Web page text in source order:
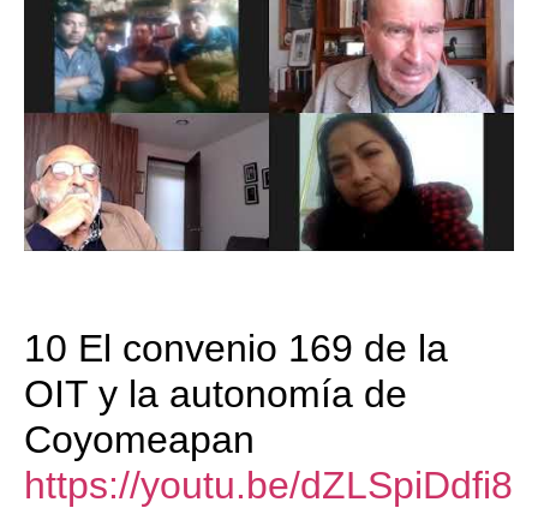
10 El convenio 169 de la
OIT y la autonomía de
Coyomeapan
https://youtu.be/dZLSpiDdfi8